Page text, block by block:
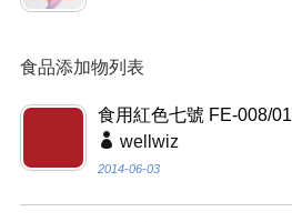
食品添加物列表
食用紅色七號 FE-008/01
wellwiz
2014-06-03